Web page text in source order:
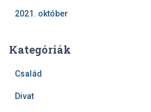
2021. október
Kategóriák
Család
Divat